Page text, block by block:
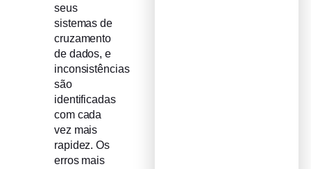
seus
sistemas de
cruzamento
de dados, e
inconsistências
são
identificadas
com cada
vez mais
rapidez. Os
erros mais